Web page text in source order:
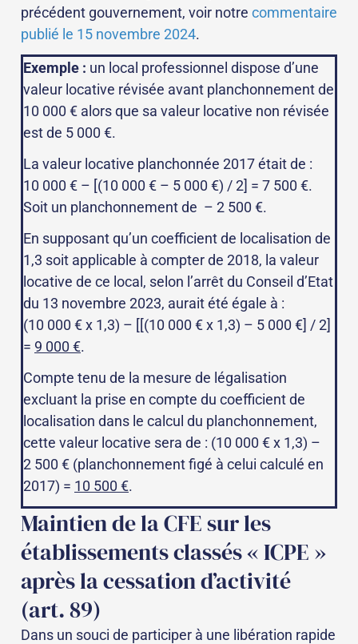
précédent gouvernement, voir notre commentaire
publié le 15 novembre 2024.
Exemple : un local professionnel dispose d’une
valeur locative révisée avant planchonnement de
10 000 € alors que sa valeur locative non révisée
est de 5 000 €.
La valeur locative planchonnée 2017 était de :
10 000 € – [(10 000 € – 5 000 €) / 2] = 7 500 €.
Soit un planchonnement de – 2 500 €.
En supposant qu’un coefficient de localisation de
1,3 soit applicable à compter de 2018, la valeur
locative de ce local, selon l’arrêt du Conseil d’Etat
du 13 novembre 2023, aurait été égale à :
(10 000 € x 1,3) – [[(10 000 € x 1,3) – 5 000 €] / 2]
= 9 000 €.
Compte tenu de la mesure de légalisation
excluant la prise en compte du coefficient de
localisation dans le calcul du planchonnement,
cette valeur locative sera de : (10 000 € x 1,3) –
2 500 € (planchonnement figé à celui calculé en
2017) = 10 500 €.
Maintien de la CFE sur les
établissements classés « ICPE »
après la cessation d’activité
(art. 89)
Dans un souci de participer à une libération rapide